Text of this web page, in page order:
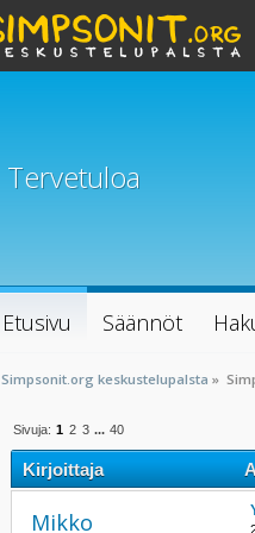
Tervetuloa
Etusivu Säännöt
Simpsonit.org keskustelupalsta »
Sivuja: 1 2 3 ... 40
Kirjoittaja
Mikko